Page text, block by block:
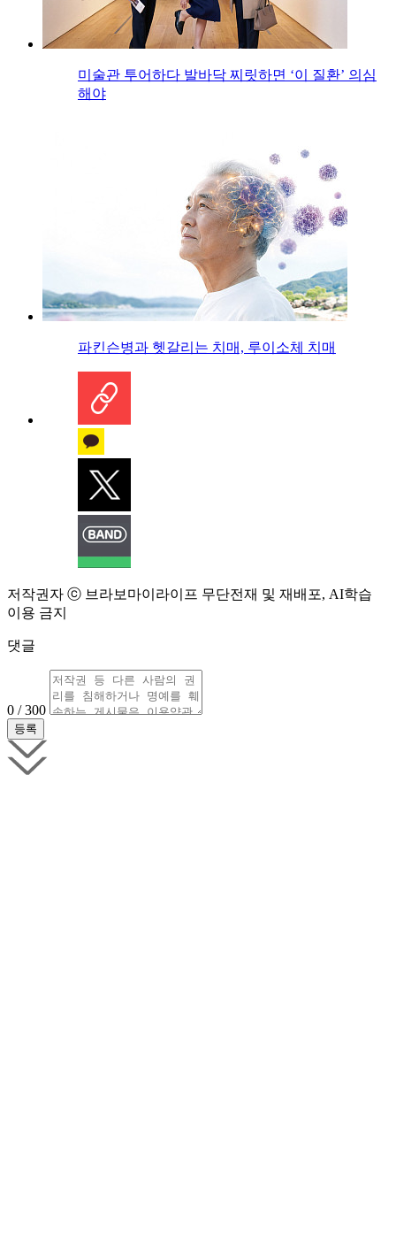
미술관 투어하다 발바닥 찌릿하면 ‘이 질환’ 의심
해야
파킨슨병과 헷갈리는 치매, 루이소체 치매
저작권자 ⓒ 브라보마이라이프 무단전재 및 재배포, AI학습
이용 금지
댓글
0 / 300